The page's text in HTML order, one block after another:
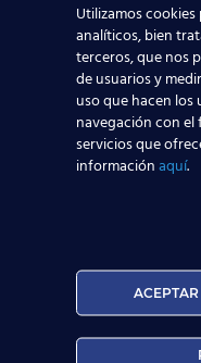
de prestigio entre
humanos de
transporte aéreo
7000 alumnos
con nosotros y
saber más,
centros que
pídenos
Utilizamos
analíticos, bien
terceros, que nos
de usuarios y
uso que hacen los
navegación con el
servicios que
informaciónaquí.
ACEPTAR